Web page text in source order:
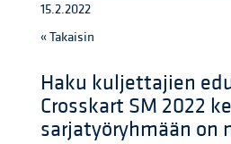
15.2.2022
« Takaisin
Haku kuljettajien
Crosskart SM 2022
sarjatyöryhmään on